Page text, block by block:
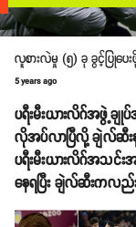
လူစားလဲမှု (၅) ခု ခွင့်ပြုပ
5 years ago
ပရီးမီးယားလိဂ်အဖွဲ့ချု
လိုအပ်လာပြီလို့ ချဲလ်ဆီ
ပရီးမီးယားလိဂ်အသင်း
နေရပြီး ချဲလ်ဆီးကလ